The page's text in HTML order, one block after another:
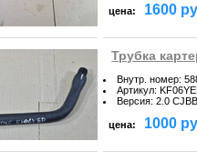
цена: 1600
Трубка
Внутр. номер:
Артикул:
Версия: 2.0
цена: 1000